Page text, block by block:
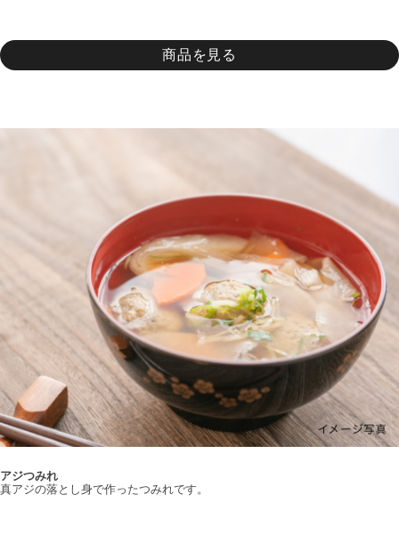
商品を見る
アジつみれ
真アジの落とし身で作ったつみれです。